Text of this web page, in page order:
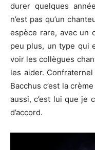
durer quelques
n’est pas qu’un
espèce rare, avec un
peu plus, un type qui
voir les collègues
les aider.
Bacchus c’est la
aussi, c’est lui que je
d’accord.